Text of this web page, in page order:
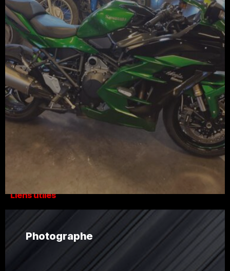
Photographe
Architecture
Yachting & Marine
Hôtellerie
Restaurants
Business
Design & Identité
L'Art de l'Espace
Établissements
Gastronomie
Évènementiel
Digital
L'Expression en Images
Abonnez-Vous Maintenant
Abonnez-vous à notre liste de diffusion pour recevoir des mises à
Liens utiles
Impressions
Photographe
Communication Magazine
Tarifs